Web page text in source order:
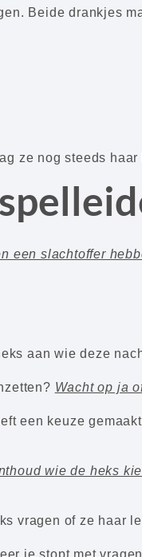
Beide drankjes
ze nog steeds
een slachtoffer
aan wie deze
Wacht op ja
een keuze
wie de heks
vragen of ze haar